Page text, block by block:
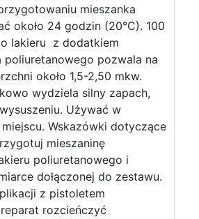
mieszanka
około 24 godzin (20°C). 100
lakieru z dodatkiem
poliuretanowego pozwala na
około 1,5-2,50 mkw.
wydziela silny zapach,
Używać w
Wskazówki dotyczące
mieszaninę
poliuretanowego i
dołączonej do zestawu.
z pistoletem
rozcieńczyć